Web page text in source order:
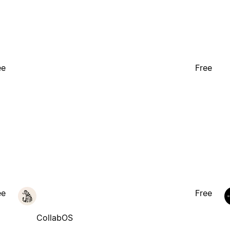
Free
CollabOS
Free